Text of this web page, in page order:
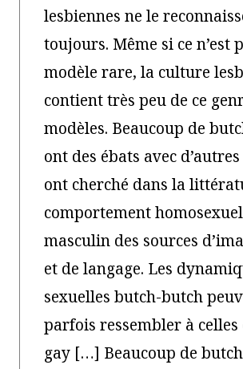
lesbiennes ne le
toujours. Même si ce n’est
modèle rare, la culture
contient très peu de ce
modèles. Beaucoup de
ont des ébats avec
ont cherché dans la
comportement homosexuel
masculin des sources
et de langage. Les
sexuelles butch-butch
parfois ressembler à celles
gay […] Beaucoup de